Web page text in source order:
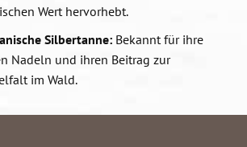
Wert hervorhebt.
Silbertanne: Bekannt für ihre
Nadeln und ihren Beitrag zur
im Wald.